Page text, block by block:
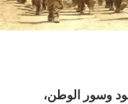
وسور الوطن،